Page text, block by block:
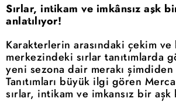
Sırlar, intikam ve imkânsız aşk
anlatılıyor!
Karakterlerin arasındaki çekim ve
merkezindeki sırlar tanıtımlarda
yeni sezona dair merakı
Tanıtımları büyük ilgi gören
sırlar, intikam ve imkansız bir aşk